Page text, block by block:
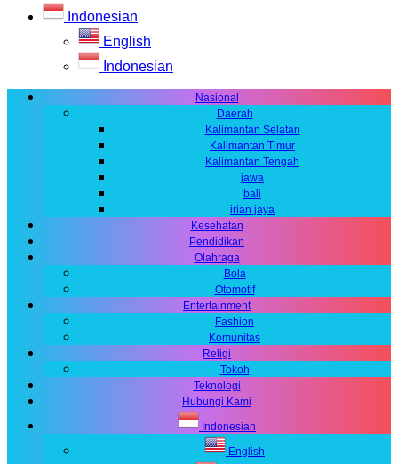
Indonesian
English
Indonesian
Nasional
Daerah
Kalimantan Selatan
Kalimantan Timur
Kalimantan Tengah
jawa
bali
irian jaya
Kesehatan
Pendidikan
Olahraga
Bola
Otomotif
Entertainment
Fashion
Komunitas
Religi
Tokoh
Teknologi
Hubungi Kami
Indonesian
English